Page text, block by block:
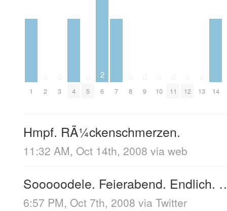
1 2 3 4 5
2
6 7 8 9 10 11 12 13 14
Hmpf. RÃ¼ckenschmerzen.
11:32 AM, Oct 14th, 2008 via web
Sooooodele. Feierabend. Endlich.
6:57 PM, Oct 7th, 2008 via Twitter